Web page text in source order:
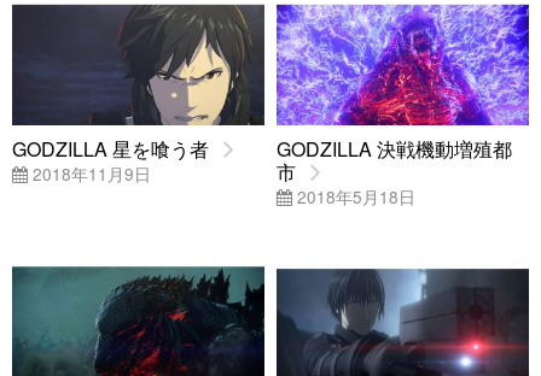
GODZILLA 星を喰う者
2018年11月9日
GODZILLA 決戦機動増殖都
市
2018年5月18日